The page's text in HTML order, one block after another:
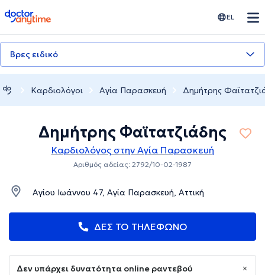
doctoranytime EL
Βρες ειδικό
Καρδιολόγοι Αγία Παρασκευή Δημήτρης
Δημήτρης Φαϊτατζιάδης
Καρδιολόγος στην Αγία Παρασκευή
Αριθμός αδείας: 2792/10-02-1987
Αγίου Ιωάννου 47, Αγία Παρασκευή, Αττική
ΔΕΣ ΤΟ ΤΗΛΕΦΩΝΟ
Δεν υπάρχει δυνατότητα online ραντεβού